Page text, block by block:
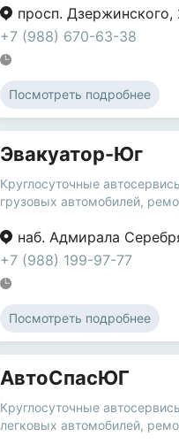
просп. Дзержинского,
+7 (988) 670-63-38
Посмотреть подробнее
Эвакуатор-Юг
Круглосуточные
грузовых автомобилей,
наб. Адмирала
+7 (988) 199-97-77
Посмотреть подробнее
АвтоСпасЮГ
Круглосуточные
легковых автомобилей,